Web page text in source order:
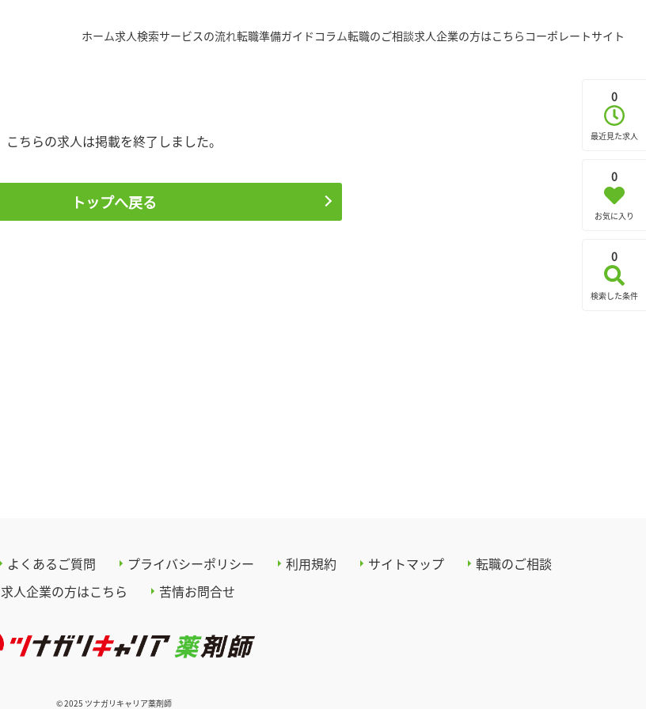
0
最近見た求人
0
お気に入り
0
検索した条件
ホーム求人検索サービスの流れ転職準備ガイド コラム転職のご相談求人企業の方はこちら コーポレートサイト
こちらの求人は掲載を終了しました。
トップへ戻る
よくあるご質問 プライバシーポリシー 利用規約 サイトマップ
転職のご相談
求人企業の方はこちら
苦情お問合せ
© 2025 ツナガリキャリア薬剤師